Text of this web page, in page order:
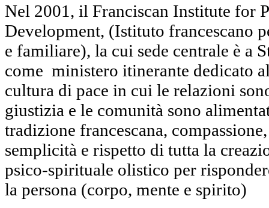
Nel 2001, il Franciscan Institute for
Development, (Istituto francescano
e familiare), la cui sede centrale è a
come ministero itinerante dedicato
cultura di pace in cui le relazioni
giustizia e le comunità sono
tradizione francescana,
semplicità e rispetto di tutta la
psico-spirituale olistico per
la persona (corpo, mente e spirito)